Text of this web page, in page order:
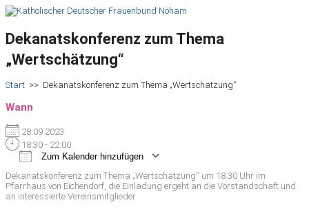
Dekanatskonferenz zum Thema
„Wertschätzung“
Start >> Dekanatskonferenz zum Thema „Wertschätzung“
Wann
28.09.2023
18:30 - 22:00
Zum Kalender hinzufügen
ICS herunterladen
Google Kalender
iCalendar Office 365Outlook Live
Dekanatskonferenz zum Thema „Wertschätzung“ um 18.30 Uhr im
Pfarrhaus von Eichendorf, die Einladung ergeht an die Vorstandschaft und
an interessierte Vereinsmitglieder